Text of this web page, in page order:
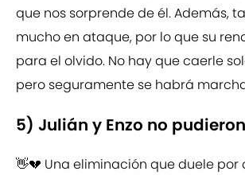
que nos sorprende de él. Además,
mucho en ataque, por lo que su
para el olvido. No hay que caerle
pero seguramente se habrá
5) Julián y Enzo no
👋💔 Una eliminación que duele por